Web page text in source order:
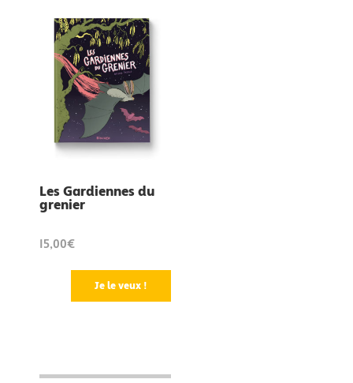
Les Gardiennes du
grenier
15,00€
Je le veux !